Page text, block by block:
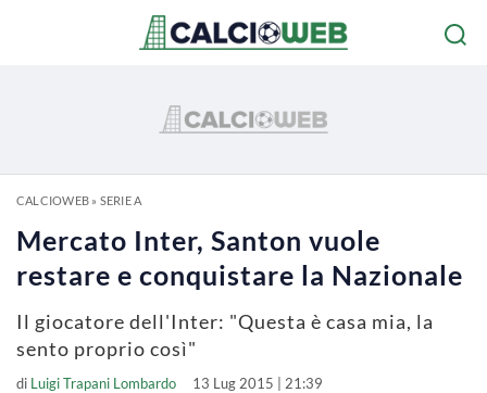
CALCIOWEB» SERIE A
Mercato Inter, Santon vuole
restare e conquistare la Nazionale
Il giocatore dell'Inter: "Questa è casa mia, la
sento proprio così"
di Luigi Trapani Lombardo 13 Lug 2015 | 21:39